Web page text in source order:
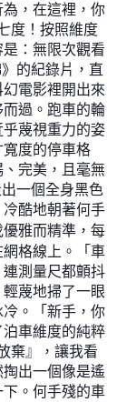
，在這裡，你
度！按照維度
：無限次觀看
的紀錄片，直
電影裡開出來
過。跑車的輪
蔑視重力的姿
度的停車格
完美，且毫無
一個全身黑色
酷地朝著何手
雅而精準，每
格線上。「車
測量尺都顫抖
蔑地掃了一眼
。「新手，你
車維度的純粹
棄』，讓我看
出一個像是遙
。何手殘的車